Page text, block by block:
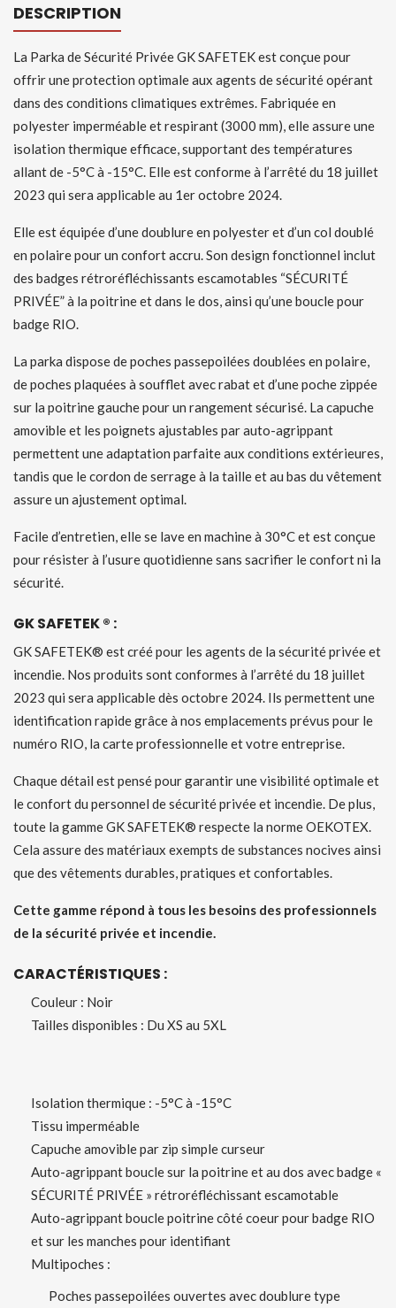
DESCRIPTION
La Parka de Sécurité Privée GK SAFETEK est conçue pour
offrir une protection optimale aux agents de sécurité opérant
dans des conditions climatiques extrêmes. Fabriquée en
polyester imperméable et respirant (3000 mm), elle assure une
isolation thermique efficace, supportant des températures
allant de -5°C à -15°C. Elle est conforme à l’arrêté du 18 juillet
2023 qui sera applicable au 1er octobre 2024.
Elle est équipée d’une doublure en polyester et d’un col doublé
en polaire pour un confort accru. Son design fonctionnel inclut
des badges rétroréfléchissants escamotables “SÉCURITÉ
PRIVÉE” à la poitrine et dans le dos, ainsi qu’une boucle pour
badge RIO.
La parka dispose de poches passepoilées doublées en polaire,
de poches plaquées à soufflet avec rabat et d’une poche zippée
sur la poitrine gauche pour un rangement sécurisé. La capuche
amovible et les poignets ajustables par auto-agrippant
permettent une adaptation parfaite aux conditions extérieures,
tandis que le cordon de serrage à la taille et au bas du vêtement
assure un ajustement optimal.
Facile d’entretien, elle se lave en machine à 30°C et est conçue
pour résister à l’usure quotidienne sans sacrifier le confort ni la
sécurité.
GK SAFETEK ® :
GK SAFETEK® est créé pour les agents de la sécurité privée et
incendie. Nos produits sont conformes à l’arrêté du 18 juillet
2023 qui sera applicable dès octobre 2024. Ils permettent une
identification rapide grâce à nos emplacements prévus pour le
numéro RIO, la carte professionnelle et votre entreprise.
Chaque détail est pensé pour garantir une visibilité optimale et
le confort du personnel de sécurité privée et incendie. De plus,
toute la gamme GK SAFETEK® respecte la norme OEKOTEX.
Cela assure des matériaux exempts de substances nocives ainsi
que des vêtements durables, pratiques et confortables.
Cette gamme répond à tous les besoins des professionnels
de la sécurité privée et incendie.
CARACTÉRISTIQUES :
Couleur : Noir
Tailles disponibles : Du XS au 5XL
Isolation thermique : -5°C à -15°C
Tissu imperméable
Capuche amovible par zip simple curseur
Auto-agrippant boucle sur la poitrine et au dos avec badge «
SÉCURITÉ PRIVÉE » rétroréfléchissant escamotable
Auto-agrippant boucle poitrine côté coeur pour badge RIO
et sur les manches pour identifiant
Multipoches :
Poches passepoilées ouvertes avec doublure type